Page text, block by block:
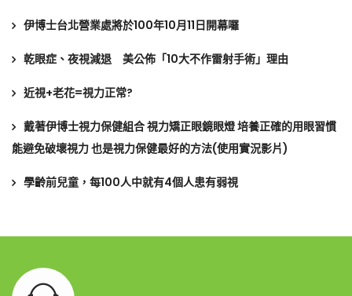
伊博士台北營業處將於100年10月11日開幕囉
乾眼症、夜視減退 美公佈「10大不作雷射手術」理由
近視+老花=視力正常?
戴著伊博士視力保健組合 視力矯正眼鏡眼燈 培養正確的用眼習慣
能避免破壞視力 也是視力保健最好的方法(使用實況影片)
學齡前兒童，每100人中就有4個人患有弱視